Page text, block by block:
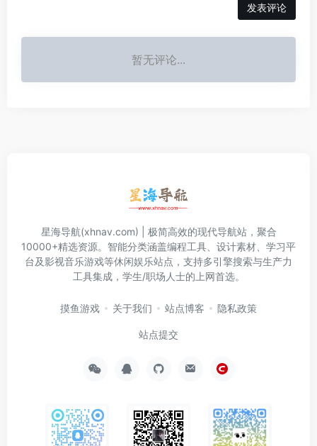
发表评论
暂无评论...
星海导航(xhnav.com) | 极简高效的现代导航站，聚合
10000+精选资源。智能分类涵盖编程工具、设计素材、学习平
台及影视音乐游戏等休闲娱乐站点，支持多引擎搜索与生产力
工具集成，学生/职场人士的上网首选。
摸鱼游戏 关于我们 站点博客 隐私政策
站点提交